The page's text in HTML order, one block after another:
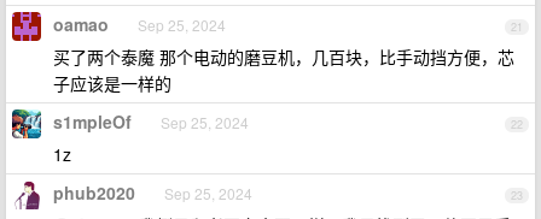
21
oamao Sep 25, 2024
买了两个泰魔 那个电动的磨豆机，几百块，比手动挡方便，芯
子应该是一样的
22
s1mpleOf Sep 25, 2024
1z
23
phub2020 Sep 25, 2024